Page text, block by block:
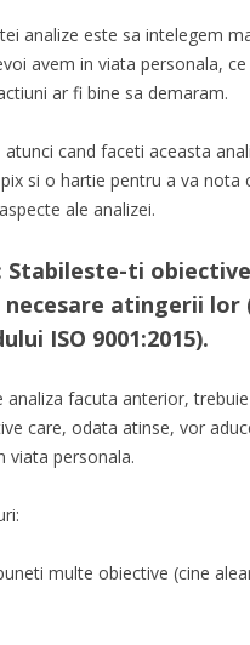
analize este sa intelegem
avem in viata personala,
ar fi bine sa demaram.
atunci cand faceti aceasta
si o hartie pentru a va nota
ale analizei.
Stabileste-ti
atingerii lor
ISO 9001:2015).
analiza facuta anterior,
care, odata atinse, vor
viata personala.
multe obiective (cine